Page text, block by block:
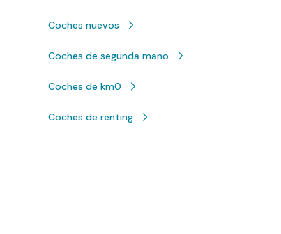
Coches nuevos
Coches de segunda mano
Coches de km0
Coches de renting